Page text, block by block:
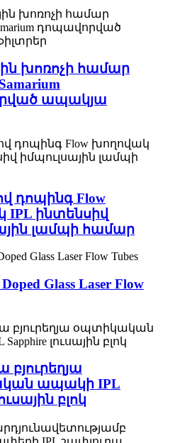
խոռոչի համար
ապակյա
դոպինգ Flow
IPL ինտենսիվ
լամպի համար
Glass Laser Flow
բյուրեղյա
ապակի IPL
բլոկ